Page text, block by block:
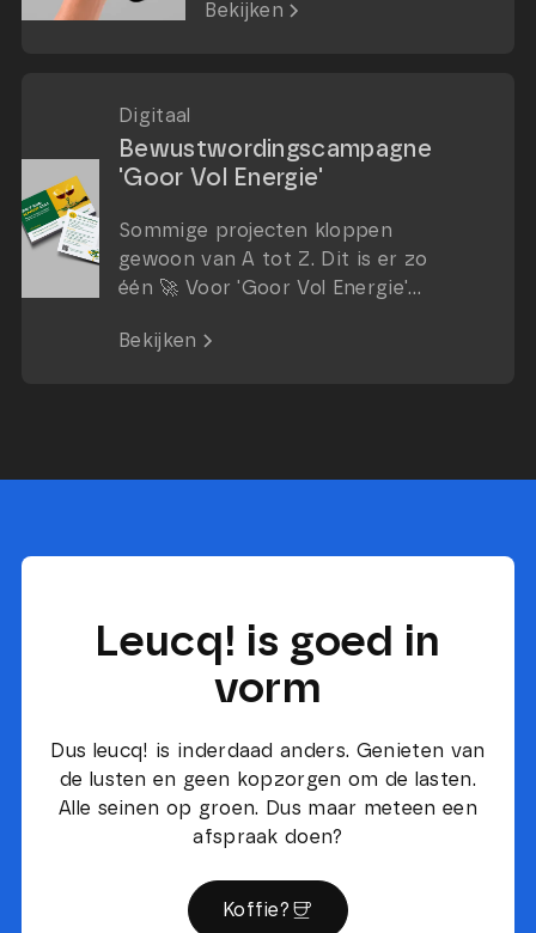
precies wat de unieke
Bekijken
Digitaal
Bewustwordingscampagne
'Goor Vol Energie'
Sommige projecten kloppen
gewoon van A tot Z. Dit is er zo
één 🚀 Voor 'Goor Vol Energie'
ontworpen en de website
Bekijken
Leucq! is goed in
vorm
Dus leucq! is inderdaad anders. Genieten van
de lusten en geen kopzorgen om de lasten.
Alle seinen op groen. Dus maar meteen een
afspraak doen?
Koffie?